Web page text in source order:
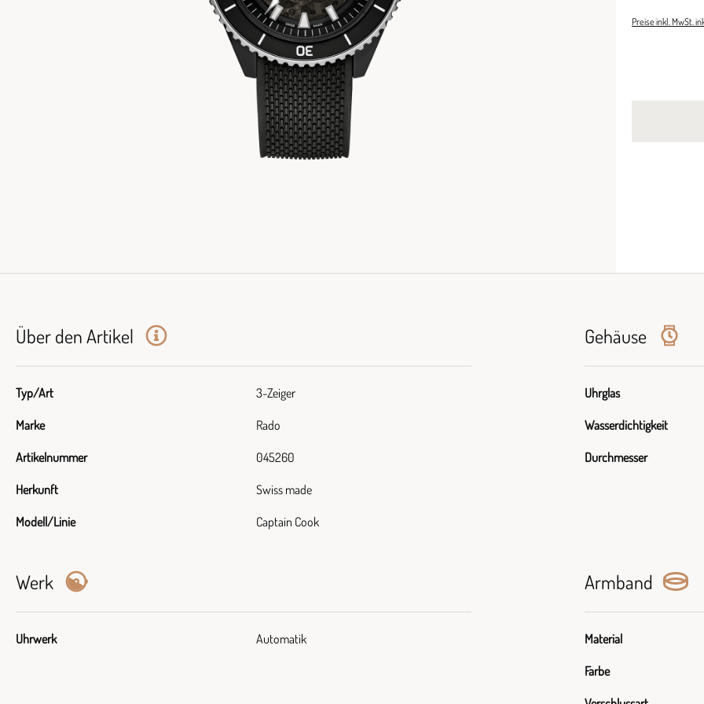
Preise inkl. MwSt.
Über den Artikel
Typ/Art 3-Zeiger
Marke Rado
Artikelnummer 045260
Herkunft Swiss made
Modell/Linie Captain Cook
Gehäuse
Uhrglas
Wasserdichtigkeit
Durchmesser
Werk
Uhrwerk Automatik
Armband
Material
Farbe